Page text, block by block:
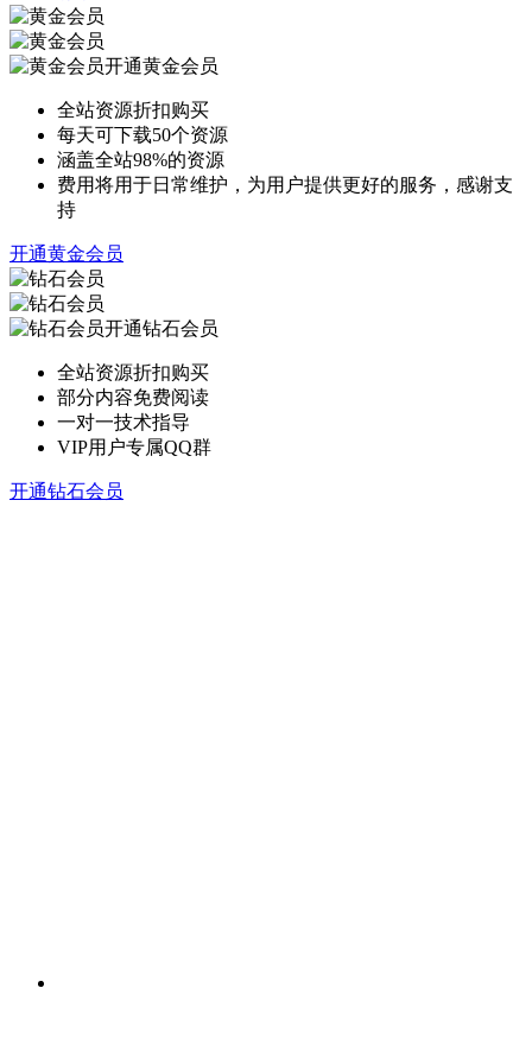
开通黄金会员
全站资源折扣购买
每天可下载50个资源
涵盖全站98%的资源
费用将用于日常维护，为用户提供更好的服务，感谢支
持
开通黄金会员
开通钻石会员
全站资源折扣购买
部分内容免费阅读
一对一技术指导
VIP用户专属QQ群
开通钻石会员